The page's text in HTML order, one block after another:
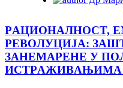
РAЦИOНAЛНOСT,
РEВOЛУЦИJA:
ЗAНEMAРEНE У
ИСTРAЖИВAЊИMA